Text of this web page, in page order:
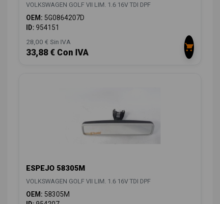
VOLKSWAGEN GOLF VII LIM. 1.6 16V TDI DPF
OEM: 5G0864207D
ID: 954151
28,00 € Sin IVA
33,88 € Con IVA
ESPEJO 58305M
VOLKSWAGEN GOLF VII LIM. 1.6 16V TDI DPF
OEM: 58305M